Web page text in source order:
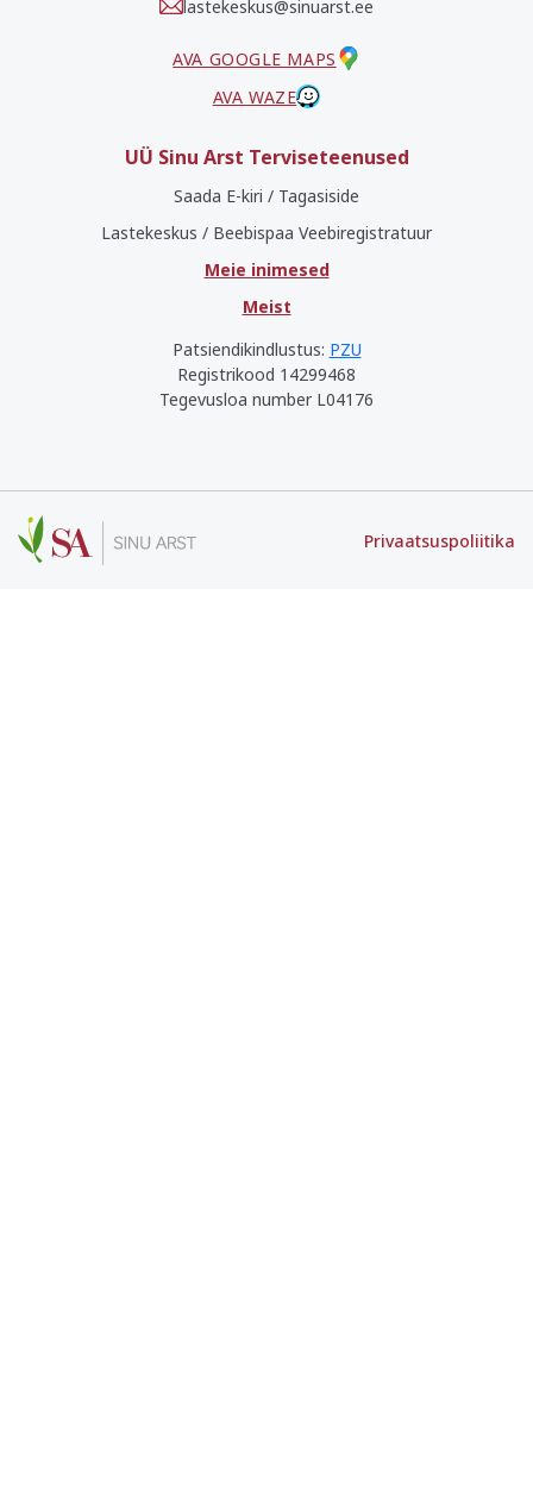
lastekeskus@sinuarst.ee
AVA GOOGLE MAPS
AVA WAZE
UÜ Sinu Arst Terviseteenused
Saada E-kiri / Tagasiside
Lastekeskus / Beebispaa Veebiregistratuur
Meie inimesed
Meist
Patsiendikindlustus: PZU
Registrikood 14299468
Tegevusloa number L04176
Privaatsuspoliitika